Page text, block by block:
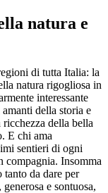
natura e
di tutta Italia: la
natura rigogliosa in
interessante
della storia e
della bella
E chi ama
sentieri di ogni
compagnia. Insomma
tanto da dare per
e sontuosa,